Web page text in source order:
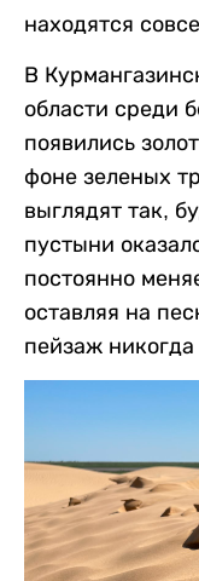
находятся
В
области среди
появились
фоне зеленых
выглядят так,
пустыни
постоянно
оставляя на
пейзаж